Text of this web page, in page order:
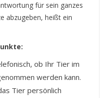
für sein ganzes
abzugeben, heißt ein
ob Ihr Tier im
werden kann.
Tier persönlich